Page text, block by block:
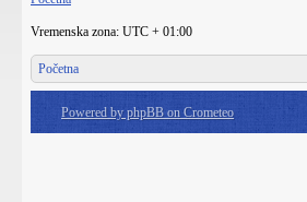
Vremenska zona: UTC + 01:00
Početna
Powered by phpBB on Crometeo